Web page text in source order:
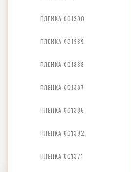
ПЛЕНКА 001390
ПЛЕНКА 001389
ПЛЕНКА 001388
ПЛЕНКА 001387
ПЛЕНКА 001386
ПЛЕНКА 001382
ПЛЕНКА 001371